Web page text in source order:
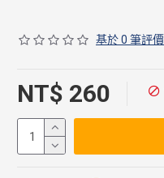
基於 0 筆評價
NT$ 260